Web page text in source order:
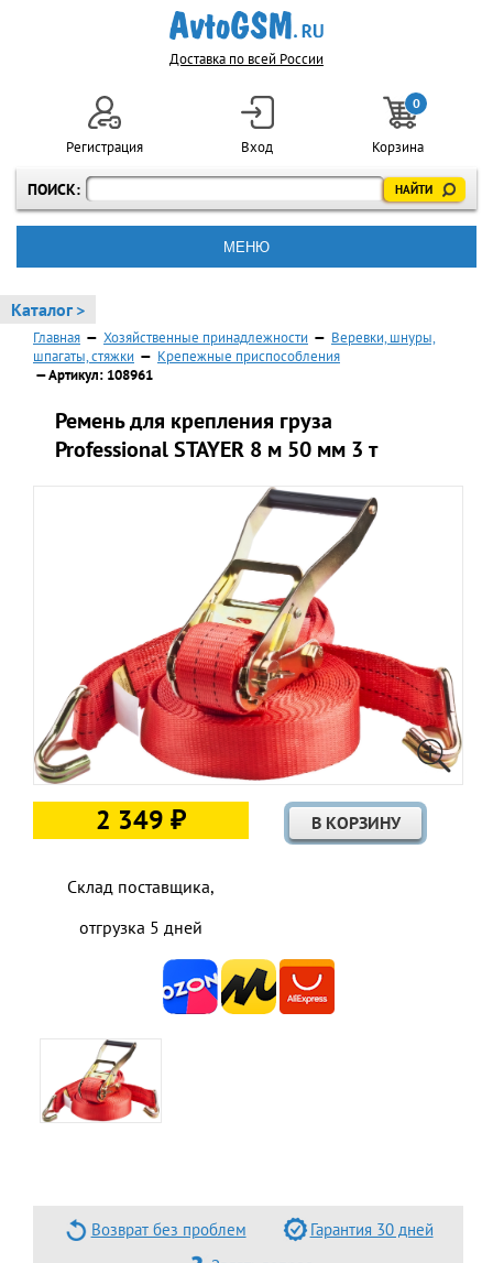
Доставка по всей России
ПОИСК:
Регистрация Вход
0
Корзина
МЕНЮ
Каталог >
Главная — Хозяйственные принадлежности — Веревки, шнуры,
шпагаты, стяжки — Крепежные приспособления
— Артикул: 108961
Ремень для крепления груза
Professional STAYER 8 м 50 мм 3 т
2 349 ₽
Склад поставщика,
отгрузка 5 дней
Возврат без проблем
Гарантия 30 дней